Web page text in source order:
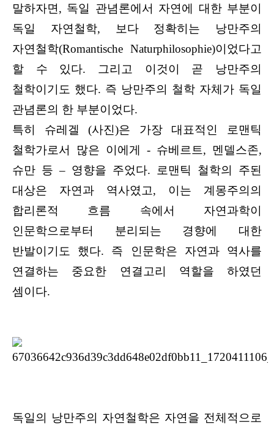
말하자면, 독일 관념론에서 자연에 대한 부분이
독일 자연철학, 보다 정확히는 낭만주의
자연철학(Romantische Naturphilosophie)이었다고
할 수 있다. 그리고 이것이 곧 낭만주의
철학이기도 했다. 즉 낭만주의 철학 자체가 독일
관념론의 한 부분이었다.
특히 슈레겔 (사진)은 가장 대표적인 로맨틱
철학가로서 많은 이에게 - 슈베르트, 멘델스존,
슈만 등 – 영향을 주었다. 로맨틱 철학의 주된
대상은 자연과 역사였고, 이는 계몽주의의
합리론적 흐름 속에서 자연과학이
인문학으로부터 분리되는 경향에 대한
반발이기도 했다. 즉 인문학은 자연과 역사를
연결하는 중요한 연결고리 역할을 하였던
셈이다.
독일의 낭만주의 자연철학은 자연을 전체적으로